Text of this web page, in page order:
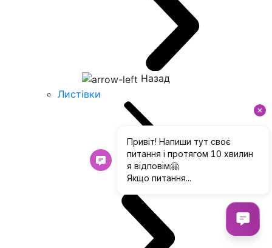
Назад
Листівки